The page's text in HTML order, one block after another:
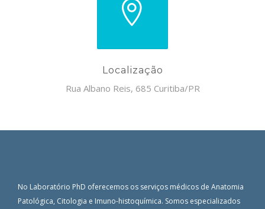
Localização
Rua Albano Reis, 685 Curitiba/PR
No Laboratório PhD oferecemos os serviços médicos de Anatomia
Patológica, Citologia e Imuno-histoquímica. Somos especializados